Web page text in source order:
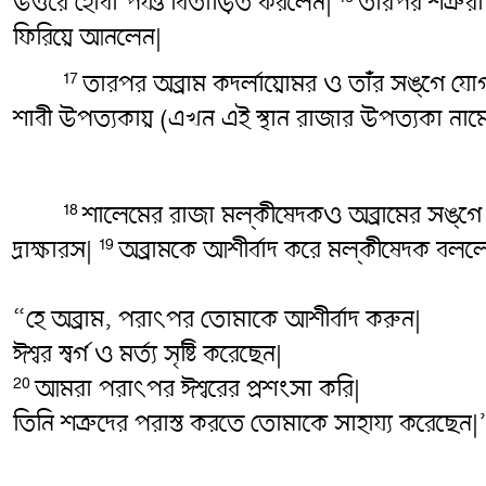
ফিরিয়ে আনলেন|
17তারপর অব্রাম কদর্লায়োমর ও তাঁর সঙ্গে
শাবী উপত্যকায় (এখন এই স্থান রাজার উপত্যকা
18শালেমের রাজা মল্কীষেদকও অব্রামের
দ্রাক্ষারস| 19অব্রামকে আশীর্বাদ করে মল্কীষেদক
“হে অব্রাম, পরাৎ‌‌পর তোমাকে আশীর্বাদ করুন|
ঈশ্বর স্বর্গ ও মর্ত্য সৃষ্টি করেছেন|
20আমরা পরাৎ‌‌পর ঈশ্বরের প্রশংসা করি|
তিনি শত্রুদের পরাস্ত করতে তোমাকে সাহায্য